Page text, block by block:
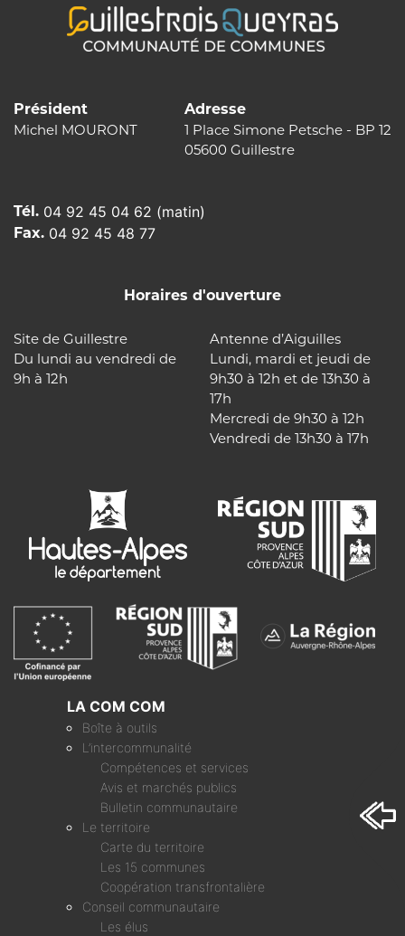
Président
Michel MOURONT
Adresse
1 Place Simone Petsche - BP 12
05600 Guillestre
Tél. 04 92 45 04 62 (matin)
Fax. 04 92 45 48 77
Horaires d'ouverture
Site de Guillestre
Du lundi au vendredi de
9h à 12h
Antenne d’Aiguilles
Lundi, mardi et jeudi de
9h30 à 12h et de 13h30 à
17h
Mercredi de 9h30 à 12h
Vendredi de 13h30 à 17h
LA COM COM
Boîte à outils
L’intercommunalité
Compétences et services
Avis et marchés publics
Bulletin communautaire
Le territoire
Carte du territoire
Les 15 communes
Coopération transfrontalière
Conseil communautaire
Les élus